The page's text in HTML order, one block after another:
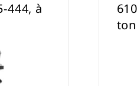
444, à